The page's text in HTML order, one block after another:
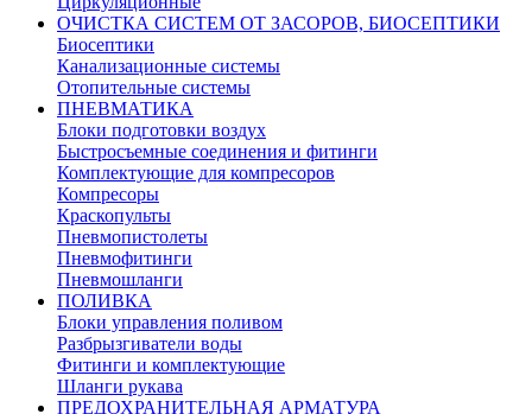
ОЧИСТКА СИСТЕМ ОТ ЗАСОРОВ, БИОСЕПТИКИ
Биосептики
Канализационные системы
Отопительные системы
ПНЕВМАТИКА
Блоки подготовки воздух
Быстросъемные соединения и фитинги
Комплектующие для компресоров
Компресоры
Краскопульты
Пневмопистолеты
Пневмофитинги
Пневмошланги
ПОЛИВКА
Блоки управления поливом
Разбрызгиватели воды
Фитинги и комплектующие
Шланги рукава
ПРЕДОХРАНИТЕЛЬНАЯ АРМАТУРА